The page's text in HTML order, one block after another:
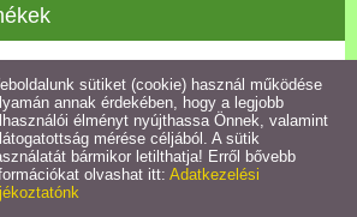
ülés jegyzőkönyve
Részletek
sütiket (cookie) használ működése
annak érdekében, hogy a legjobb
élményt nyújthassa Önnek, valamint
mérése céljából. A sütik
bármikor letilthatja! Erről bővebb
olvashat itt: Adatkezelési